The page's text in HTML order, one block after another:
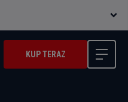
KUP TERAZ